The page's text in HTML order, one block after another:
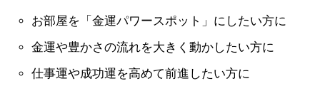
お部屋を「金運パワースポット」にしたい方に
金運や豊かさの流れを大きく動かしたい方に
仕事運や成功運を高めて前進したい方に